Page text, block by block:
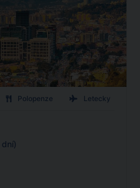
Polopenze Letecky
dní)